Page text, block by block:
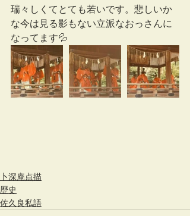
瑞々しくてとても若いです。悲しいか
な今は見る影もない立派なおっさんに
なってます💦
卜深庵点描
歴史
佐久良私語